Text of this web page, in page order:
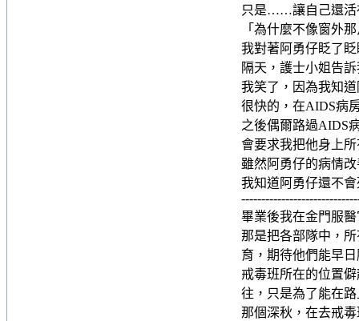
只是……讓自己還活
「為什麼不像窗外
我對著阿勇仔眨了
隔天，護士小姐告
我笑了，因為我知
很快的，在AIDS病
之後偶爾路過AIDS
會要求我把他身上
雖然阿勇仔的病情
我知道阿勇仔還不
畢業後我在金門服
那是把各部隊中，
育，期待他們能早
戒毒班所在的位置
往，只是為了能在
那個深秋，在去戒